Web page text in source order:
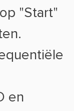
"Start"
en